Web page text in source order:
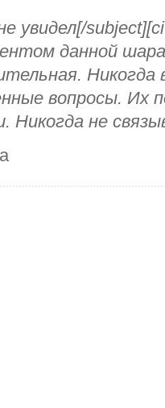
увидел[/
данной
Никогда
вопросы. Их
Никогда не